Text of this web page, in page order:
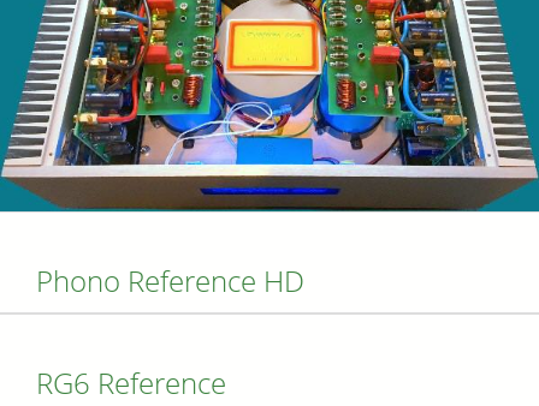
Phono Reference HD
RG6 Reference